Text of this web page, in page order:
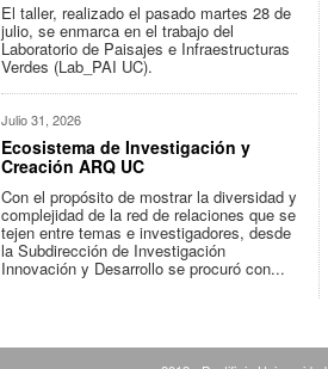
El taller, realizado el pasado martes 28 de
julio, se enmarca en el trabajo del
Laboratorio de Paisajes e Infraestructuras
Verdes (Lab_PAI UC).
Julio 31, 2026
Ecosistema de Investigación y
Creación ARQ UC
Con el propósito de mostrar la diversidad y
complejidad de la red de relaciones que se
tejen entre temas e investigadores, desde
la Subdirección de Investigación
Innovación y Desarrollo se procuró con...